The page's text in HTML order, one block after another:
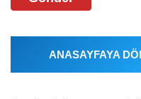
ANASAYFAYA